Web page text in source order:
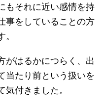
もそれに近い感情を持
事をしていることの方
がはるかにつらく、出
当たり前という扱いを
付きました。